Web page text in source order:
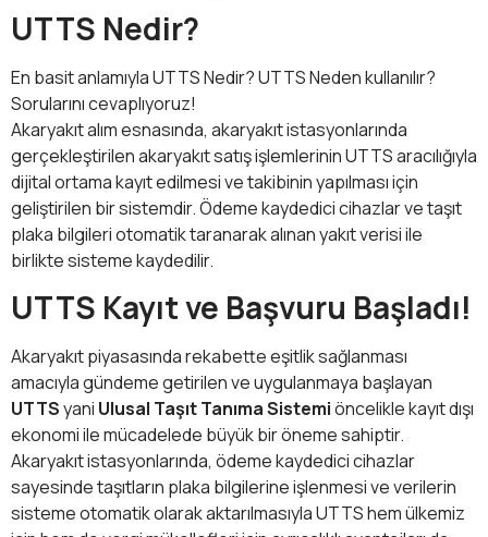
UTTS Nedir?
En basit anlamıyla UTTS Nedir? UTTS Neden kullanılır?
Sorularını cevaplıyoruz!
Akaryakıt alım esnasında, akaryakıt istasyonlarında
gerçekleştirilen akaryakıt satış işlemlerinin UTTS aracılığıyla
dijital ortama kayıt edilmesi ve takibinin yapılması için
geliştirilen bir sistemdir. Ödeme kaydedici cihazlar ve taşıt
plaka bilgileri otomatik taranarak alınan yakıt verisi ile
birlikte sisteme kaydedilir.
UTTS Kayıt ve Başvuru Başladı!
Akaryakıt piyasasında rekabette eşitlik sağlanması
amacıyla gündeme getirilen ve uygulanmaya başlayan
UTTSyani Ulusal Taşıt Tanıma Sistemiöncelikle kayıt dışı
ekonomi ile mücadelede büyük bir öneme sahiptir.
Akaryakıt istasyonlarında, ödeme kaydedici cihazlar
sayesinde taşıtların plaka bilgilerine işlenmesi ve verilerin
sisteme otomatik olarak aktarılmasıyla UTTS hem ülkemiz